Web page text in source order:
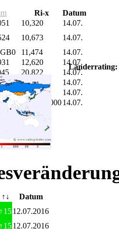
Ri-x
Datum
10,320
14.07.
10,673
14.07.
11,474
14.07.
12,620
14.07.
20,822
14.07.
46,047
14.07.
71,382
14.07.
185.899,00014.07.
Länderrating:
↑↓
Datum
↑ 1512.07.2016
↑ 1512.07.2016